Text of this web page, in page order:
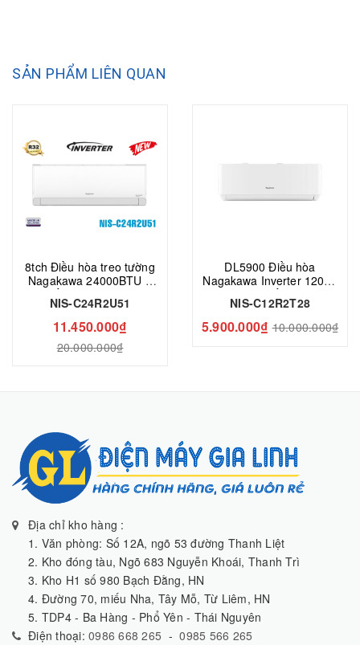
SẢN PHẨM LIÊN QUAN
8tch Điều hòa treo tường
Nagakawa 24000BTU 1
chiều inverter NIS-
C24R2U51
NIS-C24R2U51
11.450.000₫
20.000.000₫
DL5900 Điều hòa
Nagakawa Inverter 12000
BTU 1 chiều NIS-
C12R2T28 gas R-32
NIS-C12R2T28
5.900.000₫ 10.000.000₫
Địa chỉ kho hàng :
1. Văn phòng: Số 12A, ngõ 53 đường Thanh Liệt
2. Kho đóng tàu, Ngõ 683 Nguyễn Khoái, Thanh Trì
3. Kho H1 số 980 Bạch Đằng, HN
4. Đường 70, miếu Nha, Tây Mỗ, Từ Liêm, HN
5. TDP4 - Ba Hàng - Phổ Yên - Thái Nguyên
Điện thoại: 0986 668 265 -0985 566 265